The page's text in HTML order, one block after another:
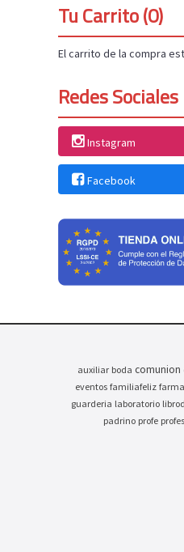
Tu Carrito (0)
El carrito de la compra
Redes Sociales
Instagram
Facebook
auxiliar boda comunion
eventos familiafeliz
guarderia laboratorio
padrino profe